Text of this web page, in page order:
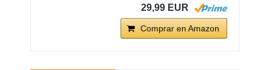
29,99 EUR
Comprar en Amazon